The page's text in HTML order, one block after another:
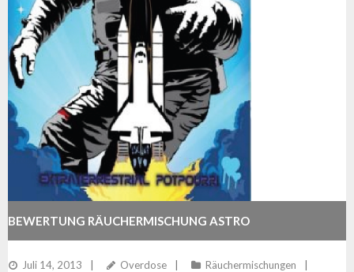
BEWERTUNG RÄUCHERMISCHUNG ASTRO
Juli 14, 2013 Overdose
Räuchermischungen